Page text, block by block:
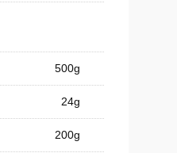
500g
24g
200g